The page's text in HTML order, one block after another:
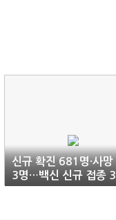
신규 확진 681명·사망
3명…백신 신규 접종 3
8만1551명(종합)